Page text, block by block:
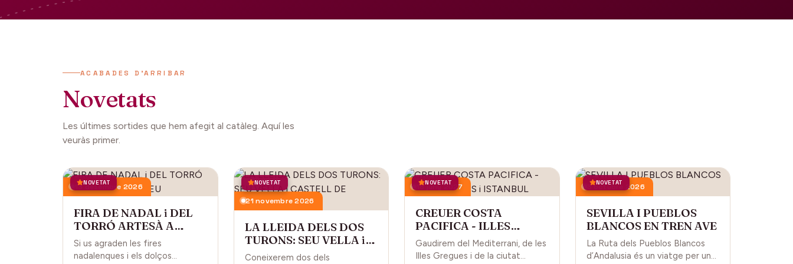
ACABADES D'ARRIBAR
Novetats
Les últimes sortides que hem afegit al catàleg. Aquí les
veuràs primer.
NOVETAT
13 desembre 2026
FIRA DE NADAL i DEL
TORRÓ ARTESÀ A
CARDEDEU
Si us agraden les fires
nadalenques i els dolços
NOVETAT
21 novembre 2026
LA LLEIDA DELS DOS
TURONS: SEU VELLA i
CASTELL DE GARDENY
Coneixerem dos dels
NOVETAT
18 juny 2027
CREUER COSTA
PACIFICA - ILLES
GREGUES i ISTANBUL
Gaudirem del Mediterrani, de les
Illes Gregues i de la ciutat
NOVETAT
3 octubre 2026
SEVILLA I PUEBLOS
BLANCOS EN TREN AVE
La Ruta dels Pueblos Blancos
d’Andalusia és un viatge per una